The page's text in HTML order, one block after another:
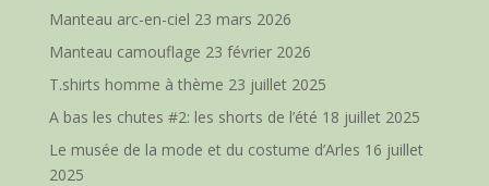
Manteau arc-en-ciel 23 mars 2026
Manteau camouflage 23 février 2026
T.shirts homme à thème 23 juillet 2025
A bas les chutes #2: les shorts de l’été 18 juillet 2025
Le musée de la mode et du costume d’Arles 16 juillet
2025